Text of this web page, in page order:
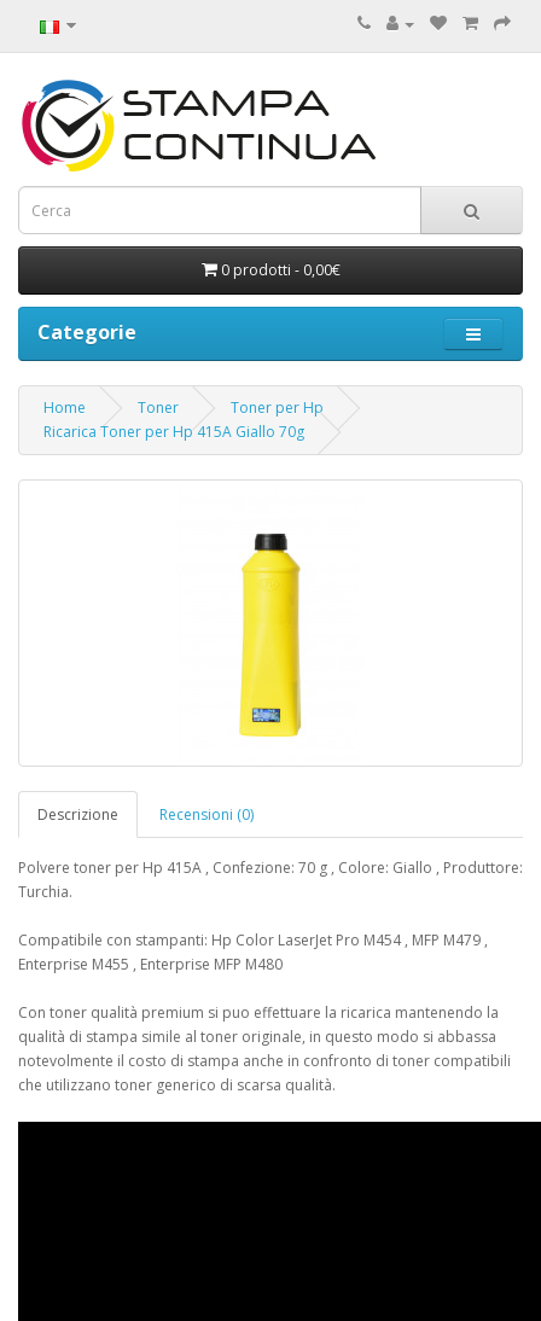
0 prodotti - 0,00€
Categorie
Home Toner
Toner per Hp
Ricarica Toner per Hp 415A Giallo 70g
Descrizione Recensioni (0)
Polvere toner per Hp 415A , Confezione: 70 g , Colore: Giallo , Produttore:
Turchia.
Compatibile con stampanti: Hp Color LaserJet Pro M454 , MFP M479 ,
Enterprise M455 , Enterprise MFP M480
Con toner qualità premium si puo effettuare la ricarica mantenendo la
qualità di stampa simile al toner originale, in questo modo si abbassa
notevolmente il costo di stampa anche in confronto di toner compatibili
che utilizzano toner generico di scarsa qualità.